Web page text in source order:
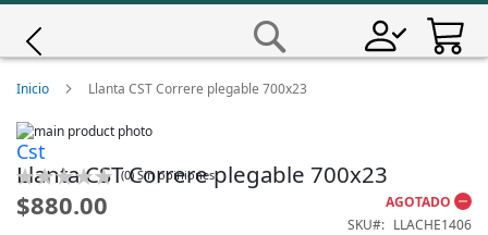
Saltar
Contenido
Inicio Llanta CST Correre plegable 700x23
Skip
to
the
end
of
Skip
to
the
beginning
Cst
Llanta CST Correre plegable 700x23
Calificación:
% of
(0)Sin opiniones
$880.00
AGOTADO
SKU
LLACHE1406
Giro
Iscali
Magene